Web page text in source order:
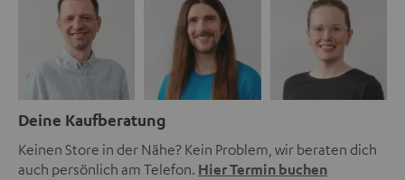
Deine Kaufberatung
Keinen Store in der Nähe? Kein Problem, wir beraten dich
auch persönlich am Telefon. Hier Termin buchen